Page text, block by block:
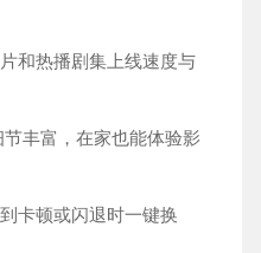
影音播放
和热播剧集上线速度与
丰富，在家也能体验影
卡顿或闪退时一键换